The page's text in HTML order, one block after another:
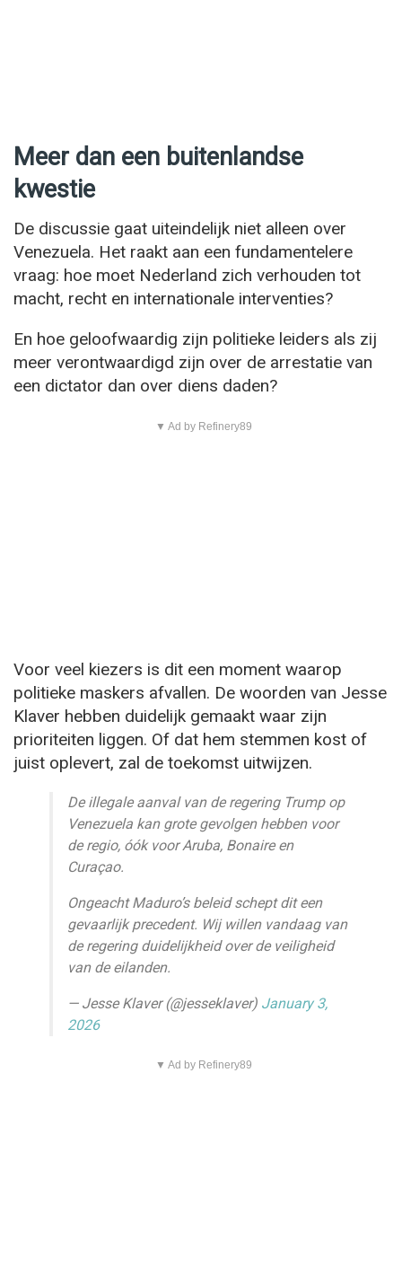
Meer dan een buitenlandse
kwestie
De discussie gaat uiteindelijk niet alleen over
Venezuela. Het raakt aan een fundamentelere
vraag: hoe moet Nederland zich verhouden tot
macht, recht en internationale interventies?
En hoe geloofwaardig zijn politieke leiders als zij
meer verontwaardigd zijn over de arrestatie van
een dictator dan over diens daden?
▼ Ad by Refinery89
Voor veel kiezers is dit een moment waarop
politieke maskers afvallen. De woorden van Jesse
Klaver hebben duidelijk gemaakt waar zijn
prioriteiten liggen. Of dat hem stemmen kost of
juist oplevert, zal de toekomst uitwijzen.
De illegale aanval van de regering Trump op
Venezuela kan grote gevolgen hebben voor
de regio, óók voor Aruba, Bonaire en
Curaçao.
Ongeacht Maduro’s beleid schept dit een
gevaarlijk precedent. Wij willen vandaag van
de regering duidelijkheid over de veiligheid
van de eilanden.
— Jesse Klaver (@jesseklaver) January 3,
2026
▼ Ad by Refinery89